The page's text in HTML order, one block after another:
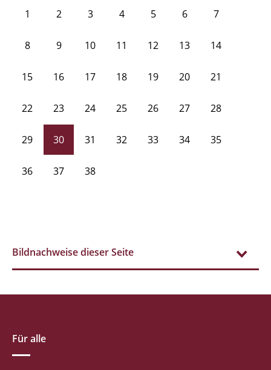
1 2 3 4 5 6 7
8 9 10 11 12 13 14
15 16 17 18 19 20 21
22 23 24 25 26 27 28
29 30 31 32 33 34 35
36 37 38
Bildnachweise dieser Seite
Für alle